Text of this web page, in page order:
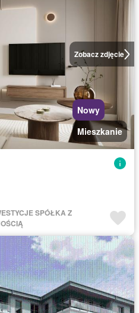
Zobacz zdjęcie
Nowy
Mieszkanie
SPÓŁKA Z